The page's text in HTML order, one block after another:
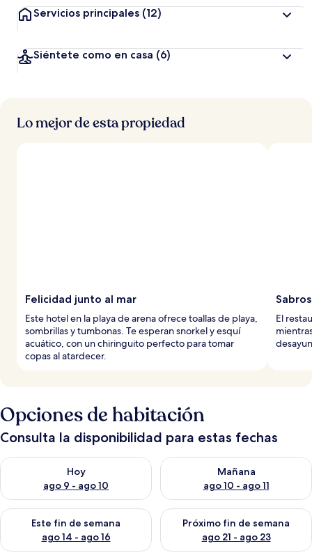
Servicios principales (12)
Siéntete como en casa (6)
Lo mejor de esta propiedad
Felicidad junto al mar
Este hotel en la playa de arena ofrece toallas de playa,
sombrillas y tumbonas. Te esperan snorkel y esquí
acuático, con un chiringuito perfecto para tomar
copas al atardecer.
El
Opciones de habitación
Consulta la disponibilidad para estas fechas
Hoy
ago 9 - ago 10
Consulta la disponibilidad para hoy ago 9 - ago 10
Mañana
ago 10 - ago 11
Consulta la disponibilidad
Este fin de semana
ago 14 - ago 16
Consulta la disponibilidad para este fin de semana ago 14 -
Próximo fin de semana
ago 21 - ago 23
Consulta la disponibilidad